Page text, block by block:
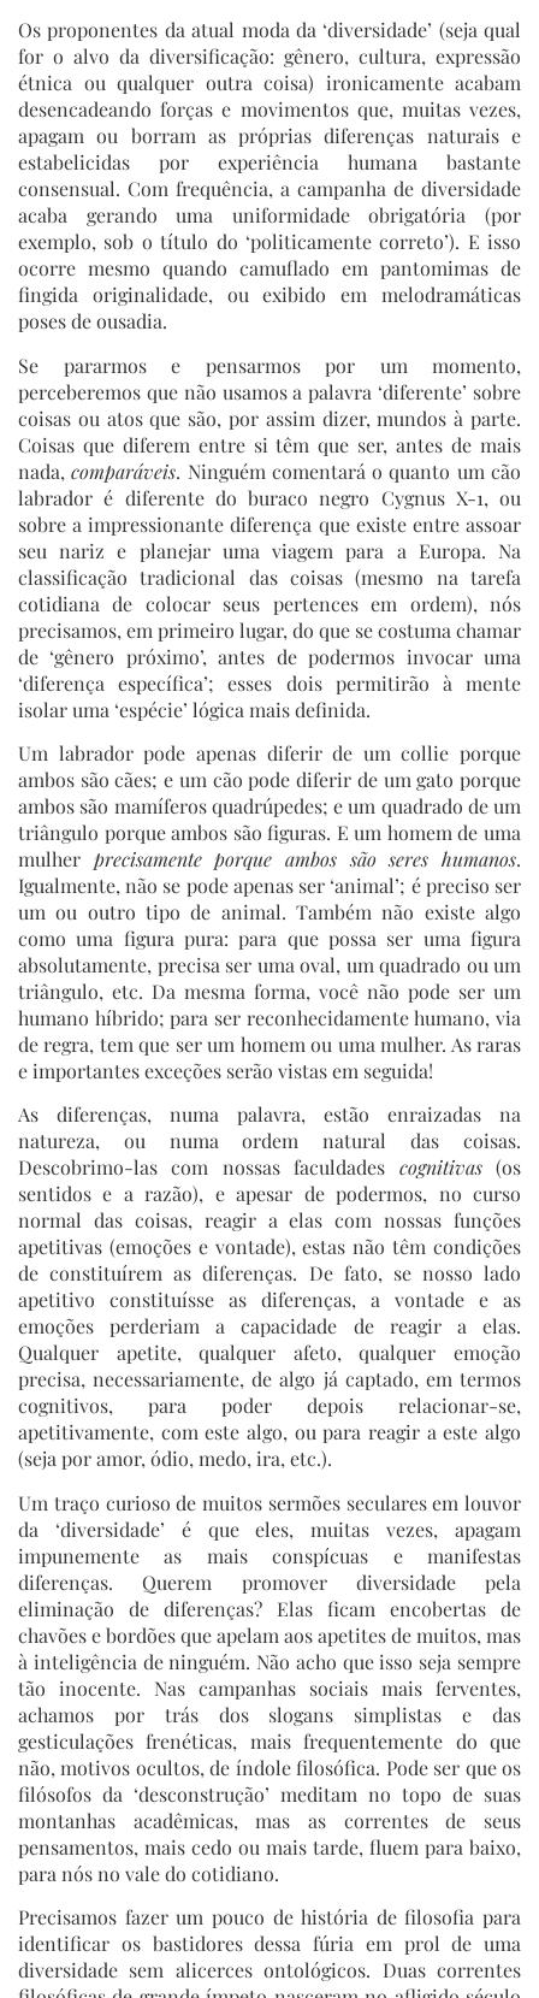
Os proponentes da atual moda da ‘diversidade’ (seja qual
for o alvo da diversificação: gênero, cultura, expressão
étnica ou qualquer outra coisa) ironicamente acabam
desencadeando forças e movimentos que, muitas vezes,
apagam ou borram as próprias diferenças naturais e
estabelicidas por experiência humana bastante
consensual. Com frequência, a campanha de diversidade
acaba gerando uma uniformidade obrigatória (por
exemplo, sob o título do ‘politicamente correto’). E isso
ocorre mesmo quando camuflado em pantomimas de
fingida originalidade, ou exibido em melodramáticas
poses de ousadia.
Se pararmos e pensarmos por um momento,
perceberemos que não usamos a palavra ‘diferente’ sobre
coisas ou atos que são, por assim dizer, mundos à parte.
Coisas que diferem entre si têm que ser, antes de mais
nada,comparáveis. Ninguém comentará o quanto um cão
labrador é diferente do buraco negro Cygnus X-1, ou
sobre a impressionante diferença que existe entre assoar
seu nariz e planejar uma viagem para a Europa. Na
classificação tradicional das coisas (mesmo na tarefa
cotidiana de colocar seus pertences em ordem), nós
precisamos, em primeiro lugar, do que se costuma chamar
de ‘gênero próximo’, antes de podermos invocar uma
‘diferença específica’; esses dois permitirão à mente
isolar uma ‘espécie’ lógica mais definida.
Um labrador pode apenas diferir de um collie porque
ambos são cães; e um cão pode diferir de um gato porque
ambos são mamíferos quadrúpedes; e um quadrado de um
triângulo porque ambos são figuras. E um homem de uma
mulher precisamente porque ambos são seres humanos.
Igualmente, não se pode apenas ser ‘animal’; é preciso ser
um ou outro tipo de animal. Também não existe algo
como uma figura pura: para que possa ser uma figura
absolutamente, precisa ser uma oval, um quadrado ou um
triângulo, etc. Da mesma forma, você não pode ser um
humano híbrido; para ser reconhecidamente humano, via
de regra, tem que ser um homem ou uma mulher. As raras
e importantes exceções serão vistas em seguida!
As diferenças, numa palavra, estão enraizadas na
natureza, ou numa ordem natural das coisas.
Descobrimo-las com nossas faculdades cognitivas(os
sentidos e a razão), e apesar de podermos, no curso
normal das coisas, reagir a elas com nossas funções
apetitivas (emoções e vontade), estas não têm condições
de constituírem as diferenças. De fato, se nosso lado
apetitivo constituísse as diferenças, a vontade e as
emoções perderiam a capacidade de reagir a elas.
Qualquer apetite, qualquer afeto, qualquer emoção
precisa, necessariamente, de algo já captado, em termos
cognitivos, para poder depois relacionar-se,
apetitivamente, com este algo, ou para reagir a este algo
(seja por amor, ódio, medo, ira, etc.).
Um traço curioso de muitos sermões seculares em louvor
da ‘diversidade’ é que eles, muitas vezes, apagam
impunemente as mais conspícuas e manifestas
diferenças. Querem promover diversidade pela
eliminação de diferenças? Elas ficam encobertas de
chavões e bordões que apelam aos apetites de muitos, mas
à inteligência de ninguém. Não acho que isso seja sempre
tão inocente. Nas campanhas sociais mais ferventes,
achamos por trás dos slogans simplistas e das
gesticulações frenéticas, mais frequentemente do que
não, motivos ocultos, de índole filosófica. Pode ser que os
filósofos da ‘desconstrução’ meditam no topo de suas
montanhas acadêmicas, mas as correntes de seus
pensamentos, mais cedo ou mais tarde, fluem para baixo,
para nós no vale do cotidiano.
Precisamos fazer um pouco de história de filosofia para
identificar os bastidores dessa fúria em prol de uma
diversidade sem alicerces ontológicos. Duas correntes